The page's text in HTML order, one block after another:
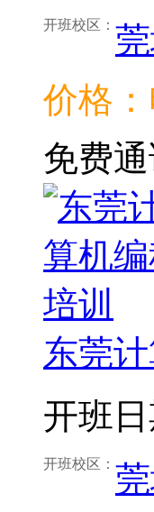
开班校区：
价格
免费
东莞
开班
开班校区：